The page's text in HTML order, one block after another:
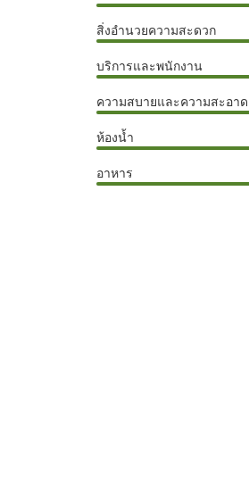
สิ่งอำนวยความสะดวก
บริการและพนักงาน
ความสบายและความสะอาด
ห้องน้ำ
อาหาร